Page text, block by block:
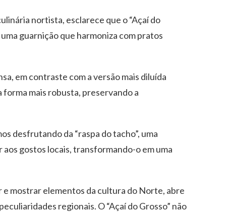
nortista, esclarece que o “Açaí do
guarnição que harmoniza com pratos
em contraste com a versão mais diluída
mais robusta, preservando a
desfrutando da “raspa do tacho”, uma
gostos locais, transformando-o em uma
e mostrar elementos da cultura do Norte, abre
regionais. O “Açaí do Grosso” não